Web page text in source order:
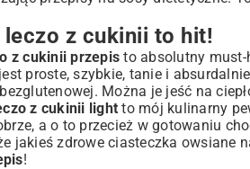
z cukinii to hit!
z cukinii przepis to absolutny must-
proste, szybkie, tanie i
Można je jeść na
z cukinii light to mój kulinarny
a o to przecież w gotowaniu
jakieśzdrowe ciasteczka owsiane
!